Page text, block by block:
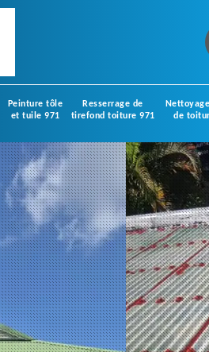
Peinture tôle
et tuile 971
Resserrage de
tirefond toiture 971
de